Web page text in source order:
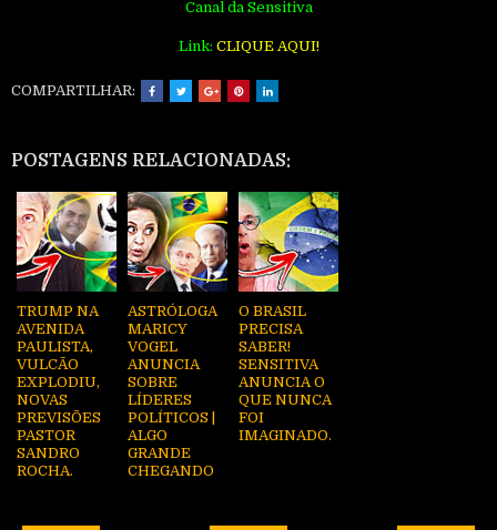
Canal da Sensitiva
Link: CLIQUE AQUI!
COMPARTILHAR:
POSTAGENS RELACIONADAS:
TRUMP NA
AVENIDA
PAULISTA,
VULCÃO
EXPLODIU,
NOVAS
PREVISÕES
PASTOR
SANDRO
ROCHA.
ASTRÓLOGA
MARICY
VOGEL
ANUNCIA
SOBRE
LÍDERES
POLÍTICOS |
ALGO
GRANDE
CHEGANDO
O BRASIL
PRECISA
SABER!
SENSITIVA
ANUNCIA O
QUE NUNCA
FOI
IMAGINADO.